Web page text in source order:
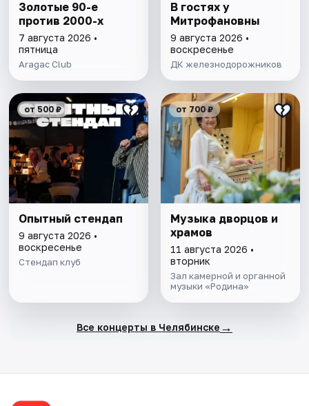
Золотые 90-е
против 2000-х
7 августа 2026 •
пятница
Aragac Club
В гостях у
Митрофановны
9 августа 2026 •
воскресенье
ДК железнодорожников
от 500 ₽
Опытный стендап
9 августа 2026 •
воскресенье
Стендап клуб
от 700 ₽
Музыка дворцов и
храмов
11 августа 2026 •
вторник
Зал камерной и органной
музыки «Родина»
Все концерты в Челябинске →